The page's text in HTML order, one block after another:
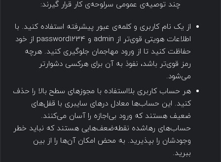
چند توصیه‌ی عمومی سرلوحه‌ی کار قرار گیرند:
از یک نام کاربری و کلمه‌ی عبور پیشرفته استفاده کنید. با
اطلاعات هویتی قوی‌تر از admin و password1234 از خود
حفاظت کنید تا از ورود مهاجمان جلوگیری کنید. هرچه
رمز قوی‌تر باشد، نفوذ به آن برای هرکسی دشوارتر
می‌شود.
هر حساب کاربری بلااستفاده با مجوزهای سطح بالا را حذف
کنید. این حساب‌ها معادل درهای سایبری با قفل‌های
ضعیف هستند که ورود بی‌اجازه را آسان می‌کنند.
حساب‌های رهاشده نقطه‌ضعف‌هایی هستند که نباید خطر
وجودشان را بپذیرید. به محض امکان آن‌ها را از بین
ببرید.